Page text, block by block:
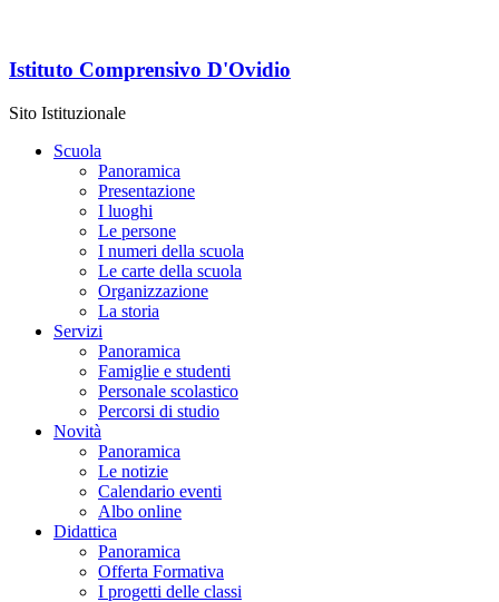
Istituto Comprensivo D'Ovidio
Sito Istituzionale
Scuola
Panoramica
Presentazione
I luoghi
Le persone
I numeri della scuola
Le carte della scuola
Organizzazione
La storia
Servizi
Panoramica
Famiglie e studenti
Personale scolastico
Percorsi di studio
Novità
Panoramica
Le notizie
Calendario eventi
Albo online
Didattica
Panoramica
Offerta Formativa
I progetti delle classi